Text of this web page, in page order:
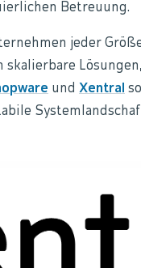
Betreuung.
jeder
und Xentral